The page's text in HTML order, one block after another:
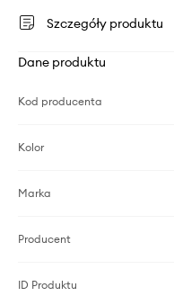
Szczegóły produktu
Dane produktu
Kod producenta
Kolor
Marka
Producent
ID Produktu